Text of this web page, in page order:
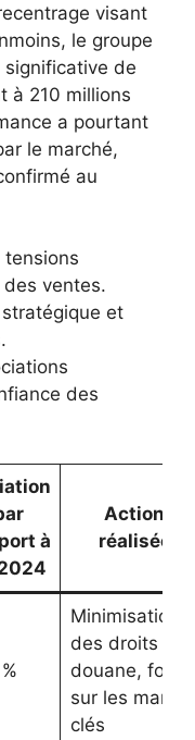
visant
le groupe
significative de
à 210 millions
a pourtant
le marché,
au
ventes.
et
des
à
Actions
réalisées
Minimisation
des droits de
douane, focus
sur les
clés